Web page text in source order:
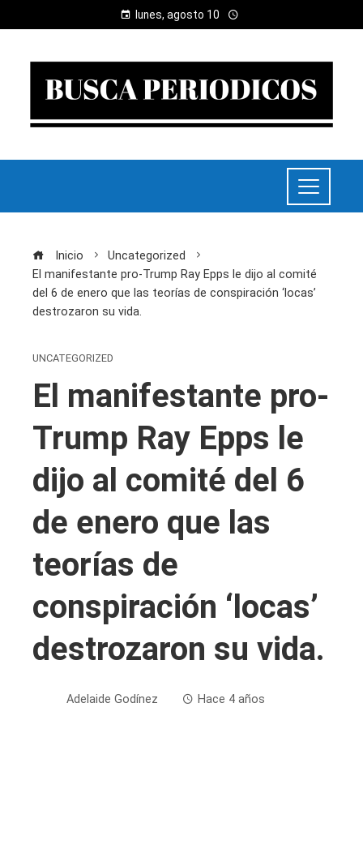
lunes, agosto 10
Inicio
Uncategorized
El manifestante pro-Trump Ray Epps le dijo al comité
del 6 de enero que las teorías de conspiración ‘locas’
destrozaron su vida.
UNCATEGORIZED
El manifestante pro-
Trump Ray Epps le
dijo al comité del 6
de enero que las
teorías de
conspiración ‘locas’
destrozaron su vida.
Adelaide Godínez Hace 4 años